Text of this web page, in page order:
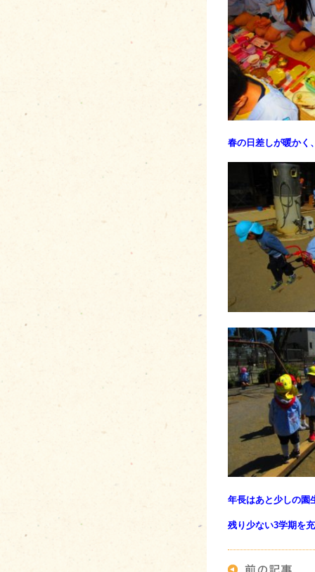
春の日差しが暖かく
年長はあと少しの園
残り少ない3学期を